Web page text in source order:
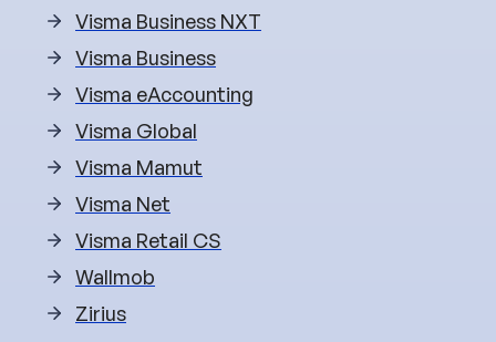
Visma Business NXT
Visma Business
Visma eAccounting
Visma Global
Visma Mamut
Visma Net
Visma Retail CS
Wallmob
Zirius